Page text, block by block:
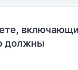
должны